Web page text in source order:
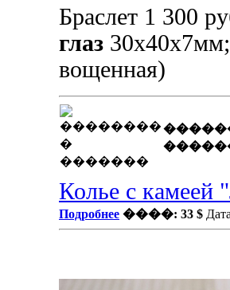
Браслет 1 300
глаз
вощенная)
Колье с камеей
Подробнее ����: 33 $